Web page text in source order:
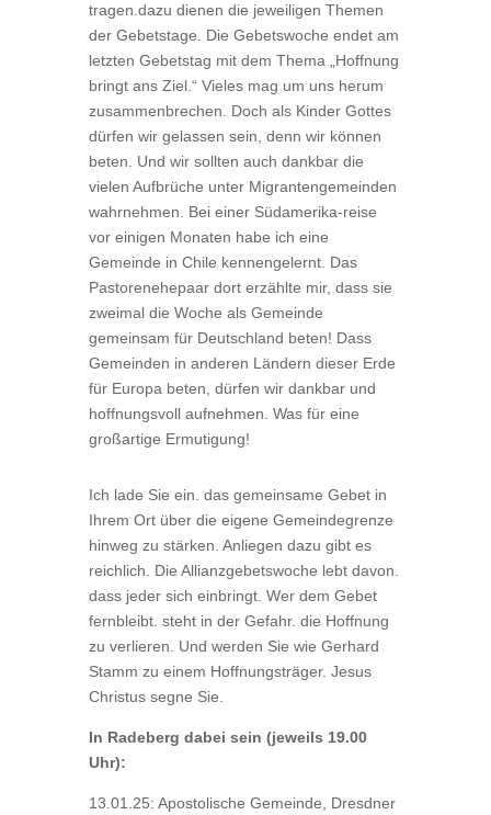
tragen.dazu dienen die jeweiligen Themen
der Gebetstage. Die Gebets­woche endet am
letzten Gebetstag mit dem Thema „Hoffnung
bringt ans Ziel.“ Vieles mag um uns herum
zusammenbrechen. Doch als Kinder Gottes
dürfen wir gelassen sein, denn wir können
beten. Und wir sollten auch dankbar die
vielen Aufbrüche unter Migrantengemeinden
wahrnehmen. Bei einer Südamerika-reise
vor einigen Monaten habe ich eine
Gemeinde in Chile kennengelernt. Das
Pastorenehepaar dort erzählte mir, dass sie
zweimal die Woche als Gemeinde
gemeinsam für Deutschland beten! Dass
Gemeinden in anderen Ländern dieser Erde
für Europa beten, dürfen wir dankbar und
hoffnungsvoll aufneh­men. Was für eine
großartige Ermutigung!
Ich lade Sie ein. das gemeinsame Gebet in
Ihrem Ort über die eigene Gemeindegrenze
hinweg zu stärken. Anliegen dazu gibt es
reichlich. Die Allianzgebetswo­che lebt davon.
dass jeder sich einbringt. Wer dem Ge­bet
fernbleibt. steht in der Gefahr. die Hoffnung
zu ver­lieren. Und werden Sie wie Gerhard
Stamm zu einem Hoffnungsträger. Jesus
Christus segne Sie.
In Radeberg dabei sein (jeweils 19.00
Uhr):
13.01.25: Apostolische Gemeinde, Dresdner